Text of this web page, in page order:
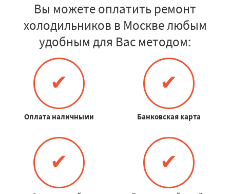
Вы можете оплатить ремонт
холодильников в Москве любым
удобным для Вас методом:
✔
Оплата наличными
✔
Банковская карта
✔ ✔